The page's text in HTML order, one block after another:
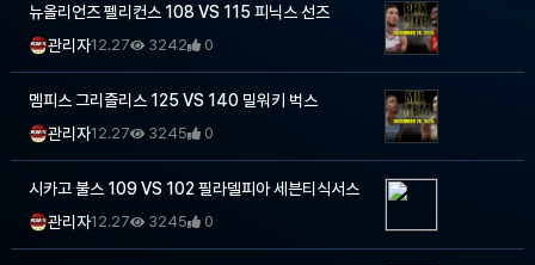
중
계,
실
시
간
해
포
츠
뉴올리언즈 펠리컨스 108 VS 115 피닉스 선즈
관리자12.27 3242 0
멤피스 그리즐리스 125 VS 140 밀워키 벅스
관리자12.27 3245 0
시카고 불스 109 VS 102 필라델피아 세븐티식서스
관리자12.27 3245 0